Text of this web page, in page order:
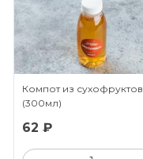
Компот из сухофруктов
(300мл)
62 ₽